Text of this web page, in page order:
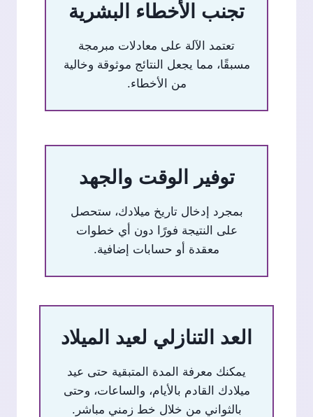
تجنب الأخطاء البشرية
تعتمد الآلة على معادلات مبرمجة
مسبقًا، مما يجعل النتائج موثوقة وخالية
من الأخطاء.
توفير الوقت والجهد
بمجرد إدخال تاريخ ميلادك، ستحصل
على النتيجة فورًا دون أي خطوات
معقدة أو حسابات إضافية.
العد التنازلي لعيد الميلاد
يمكنك معرفة المدة المتبقية حتى عيد
ميلادك القادم بالأيام، والساعات، وحتى
بالثواني من خلال خط زمني مباشر.